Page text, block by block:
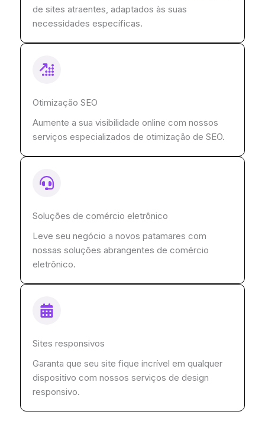
de sites atraentes, adaptados às suas
necessidades específicas.
Otimização SEO
Aumente a sua visibilidade online com nossos
serviços especializados de otimização de SEO.
Soluções de comércio eletrônico
Leve seu negócio a novos patamares com
nossas soluções abrangentes de comércio
eletrônico.
Sites responsivos
Garanta que seu site fique incrível em qualquer
dispositivo com nossos serviços de design
responsivo.